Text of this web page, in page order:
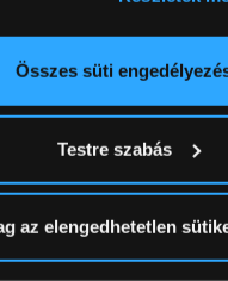
pár méteres
készülékén
meg preferenciáit a
módosíthatja vagy
való hozzájárulását.
Összes süti
Testre szabás
az elengedhetetlen
Side
Gorenje
179 999
(0)